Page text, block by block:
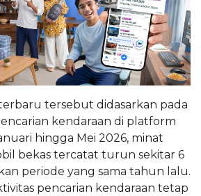
tersebut didasarkan pada
kendaraan di platform
hingga Mei 2026, minat
bekas tercatat turun sekitar 6
periode yang sama tahun lalu.
pencarian kendaraan tetap